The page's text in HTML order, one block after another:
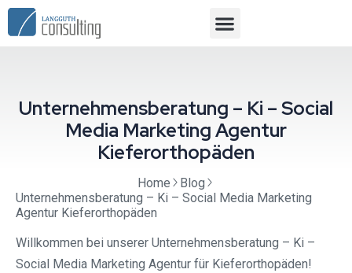
Unternehmensberatung – Ki – Social
Media Marketing Agentur
Kieferorthopäden
Home
Blog
Unternehmensberatung – Ki – Social Media Marketing
Agentur Kieferorthopäden
Willkommen bei unserer Unternehmensberatung – Ki –
Social Media Marketing Agentur für Kieferorthopäden!